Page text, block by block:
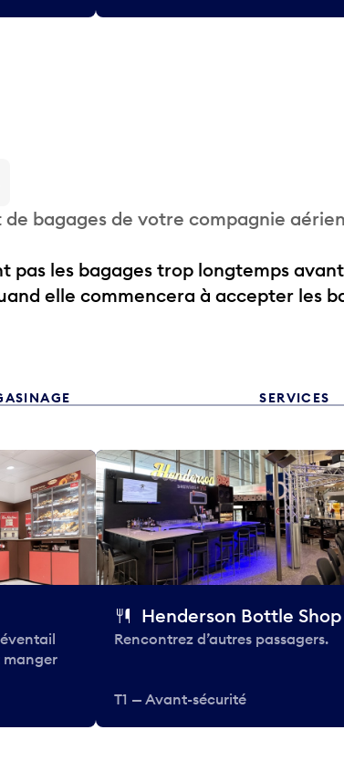
bagages de votre compagnie
pas les bagages trop longtemps
elle commencera à accepter les
SERVICES
manger
Henderson Bottle Shop
Rencontrez d’autres passagers.
T1 — Avant-sécurité